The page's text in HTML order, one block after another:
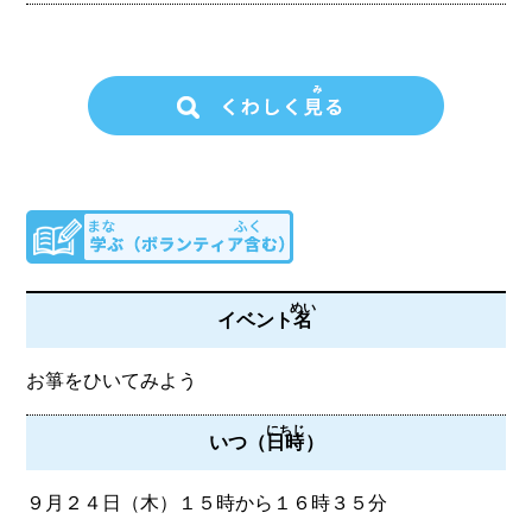
イベント名
めい
お箏をひいてみよう
いつ（日時
にちじ
）
９月２４日（木）１５時から１６時３５分